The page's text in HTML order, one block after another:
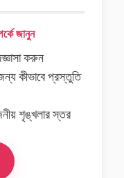
জানুন
করুন
কীভাবে প্রস্তুতি
শৃঙ্খলার স্তর